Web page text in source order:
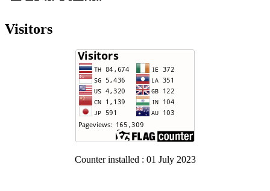
Visitors
Counter installed : 01 July 2023